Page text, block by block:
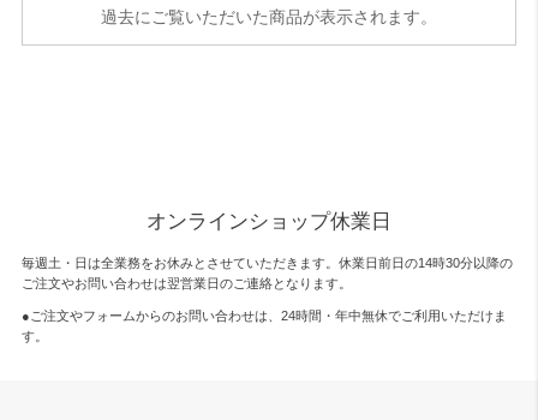
過去にご覧いただいた商品が表示されます。
オンラインショップ休業日
毎週土・日は全業務をお休みとさせていただきます。休業日前日の14時30分以降の
ご注文やお問い合わせは翌営業日のご連絡となります。
●ご注文やフォームからのお問い合わせは、 24時間・年中無休でご利用いただけま
す。